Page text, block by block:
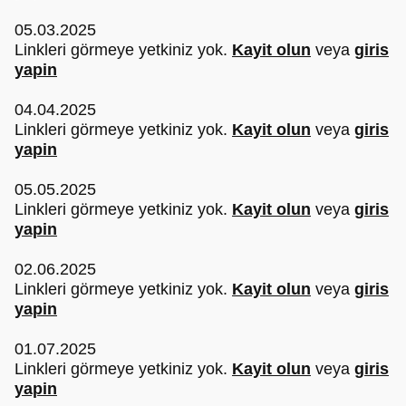
05.03.2025
Linkleri görmeye yetkiniz yok. Kayit olun veya giris
yapin
04.04.2025
Linkleri görmeye yetkiniz yok. Kayit olun veya giris
yapin
05.05.2025
Linkleri görmeye yetkiniz yok. Kayit olun veya giris
yapin
02.06.2025
Linkleri görmeye yetkiniz yok. Kayit olun veya giris
yapin
01.07.2025
Linkleri görmeye yetkiniz yok. Kayit olun veya giris
yapin